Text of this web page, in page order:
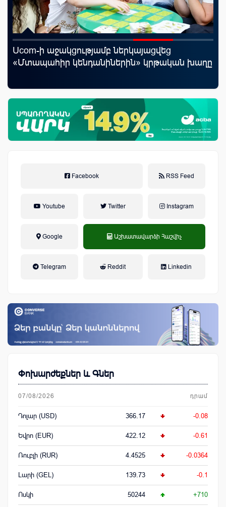
Ucom-ի աջակցությամբ ներկայացվեց
«Մտապահիր կենդանիներին» կրթական խաղը
Facebook RSS Feed
Youtube Twitter Instagram
Google Աշխատավարձի Հաշվիչ
Telegram Reddit Linkedin
Փոխարժեքներ և Գներ
07/08/2026 դրամ
Դոլար (USD) 366.17 -0.08
Եվրո (EUR) 422.12 -0.61
Ռուբլի (RUR) 4.4525 -0.0364
Լարի (GEL) 139.73 -0.1
Ոսկի 50244 +710